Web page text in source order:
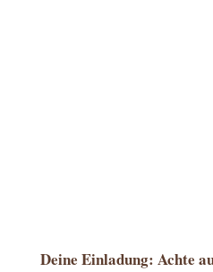
Deine Einladung: Achte